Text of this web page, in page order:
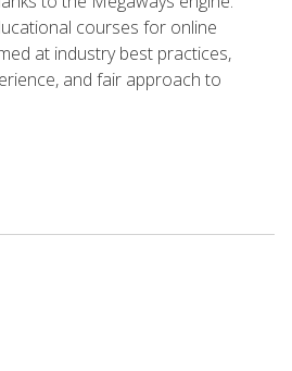
courses for online
at industry best practices,
and fair approach to